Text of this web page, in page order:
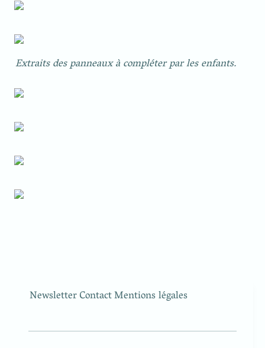
Extraits des panneaux à compléter par les enfants.
NewsletterContactMentions légales